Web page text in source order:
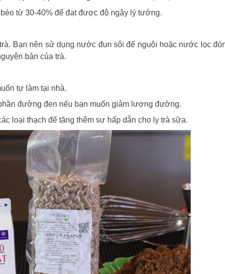
từ 30-40% để đạt được độ ngậy lý tưởng.
Bạn nên sử dụng nước đun sôi để nguội hoặc nước lọc
bản của trà.
tự làm tại nhà.
đường đen nếu bạn muốn giảm lượng đường.
loại thạch để tăng thêm sự hấp dẫn cho ly trà sữa.